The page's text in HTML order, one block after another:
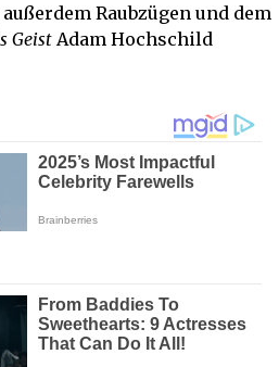
Raubzügen und dem
GeistAdam Hochschild